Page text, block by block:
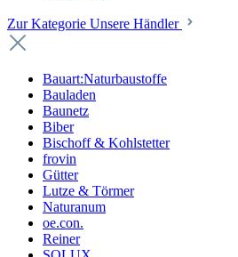
Zur Kategorie Unsere Händler
Bauart:Naturbaustoffe
Bauladen
Baunetz
Biber
Bischoff & Kohlstetter
frovin
Gütter
Lutze & Törmer
Naturanum
oe.con.
Reiner